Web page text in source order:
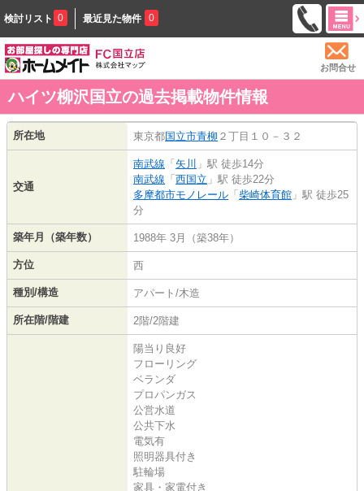
検討リスト 0 最近見た物件 0
お問合せ
ハイツ柳沢国立の過去掲載物件情報
所在地 東京都国立市青柳 ２丁目１０－３２
交通
南武線 「 矢川 」駅 徒歩14分
南武線 「 西国立 」駅 徒歩22分
多摩都市モノレール 「 柴崎体育館 」駅 徒歩25
分
築年月（築年数） 1988年 3月（築38年）
方位 西
種別/構造 アパート/木造
所在階/階建 2階/2階建
陽当り良好
フローリング
ベランダ
プロパンガス
公営水道
公共下水
電気有
照明器具付き
駐輪場
家具・家電付き